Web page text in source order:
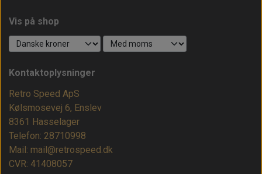
Vis på shop
Kontaktoplysninger
Retro Speed ApS
Kølsmosevej 6, Enslev
8361 Hasselager
Telefon: 28710998
Mail: mail@retrospeed.dk
CVR: 41408057